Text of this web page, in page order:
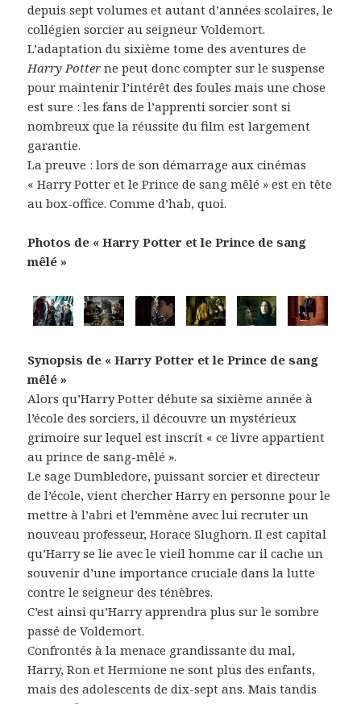
depuis sept volumes et autant d’années scolaires, le
collégien sorcier au seigneur Voldemort.
L’adaptation du sixième tome des aventures de
Harry Potter ne peut donc compter sur le suspense
pour maintenir l’intérêt des foules mais une chose
est sure : les fans de l’apprenti sorcier sont si
nombreux que la réussite du film est largement
garantie.
La preuve : lors de son démarrage aux cinémas
« Harry Potter et le Prince de sang mêlé » est en tête
au box-office. Comme d’hab, quoi.
Photos de « Harry Potter et le Prince de sang
mêlé »
Synopsis de « Harry Potter et le Prince de sang
mêlé »
Alors qu’Harry Potter débute sa sixième année à
l’école des sorciers, il découvre un mystérieux
grimoire sur lequel est inscrit « ce livre appartient
au prince de sang-mêlé ».
Le sage Dumbledore, puissant sorcier et directeur
de l’école, vient chercher Harry en personne pour le
mettre à l’abri et l’emmène avec lui recruter un
nouveau professeur, Horace Slughorn. Il est capital
qu’Harry se lie avec le vieil homme car il cache un
souvenir d’une importance cruciale dans la lutte
contre le seigneur des ténèbres.
C’est ainsi qu’Harry apprendra plus sur le sombre
passé de Voldemort.
Confrontés à la menace grandissante du mal,
Harry, Ron et Hermione ne sont plus des enfants,
mais des adolescents de dix-sept ans. Mais tandis